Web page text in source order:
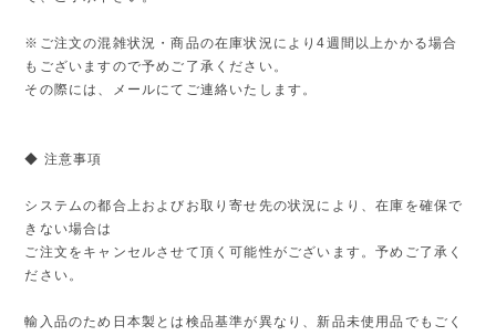
※ご注文の混雑状況・商品の在庫状況により4週間以上かかる場合
もございますので予めご了承ください。
その際には、メールにてご連絡いたします。
◆ 注意事項
システムの都合上およびお取り寄せ先の状況により、在庫を確保で
きない場合は
ご注文をキャンセルさせて頂く可能性がございます。予めご了承く
ださい。
輸入品のため日本製とは検品基準が異なり、新品未使用品でもごく